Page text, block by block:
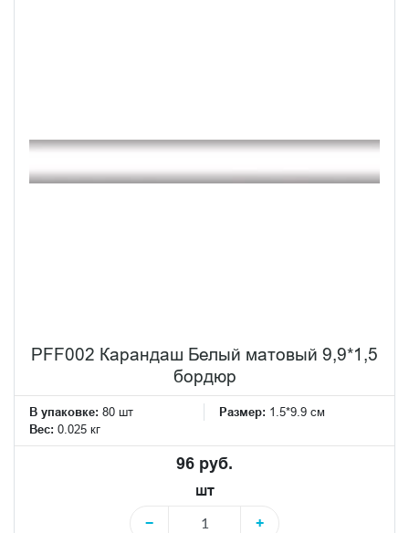
PFF002 Карандаш Белый матовый 9,9*1,5
бордюр
В упаковке: 80 шт Размер: 1.5*9.9 см
Вес: 0.025 кг
96 руб.
шт
−
+